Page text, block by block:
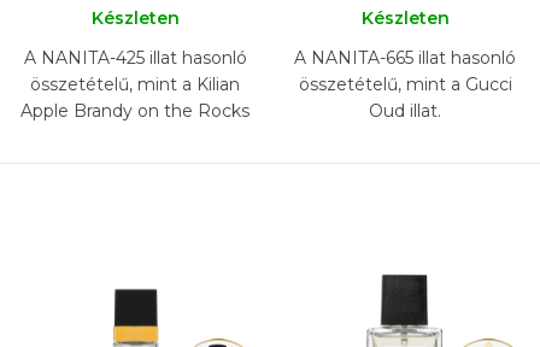
Készleten
A NANITA-425 illat hasonló
összetételű, mint a Kilian
Apple Brandy on the Rocks
Készleten
A NANITA-665 illat hasonló
összetételű, mint a Gucci
Oud illat.